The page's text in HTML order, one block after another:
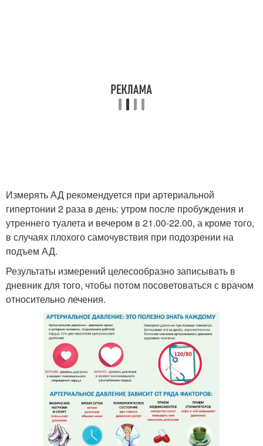
Измерять АД рекомендуется при артериальной
гипертонии 2 раза в день: утром после пробуждения и
утреннего туалета и вечером в 21.00-22.00, а кроме того,
в случаях плохого самочувствия при подозрении на
подъем АД.
Результаты измерений целесообразно записывать в
дневник для того, чтобы потом посоветоваться с врачом
относительно лечения.